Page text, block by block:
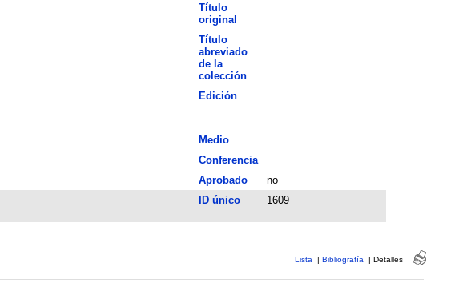
Título
original
Título
abreviado
de la
colección
Edición
Medio
Conferencia
Aprobado
no
ID único 1609
Lista | Bibliografía | Detalles